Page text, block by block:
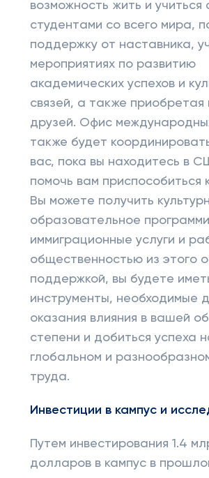
возможность жить и учиться
студентами со всего мира,
поддержку от наставника,
мероприятиях по развитию
академических успехов и
связей, а также приобретая
друзей. Офис
также будет
вас, пока вы находитесь в
помочь вам приспособиться
Вы можете получить
образовательное
иммиграционные услуги и
общественностью из этого
поддержкой, вы будете
инструменты, необходимые
оказания влияния в вашей
степени и добиться успеха
глобальном и
труда.
Инвестиции в кампус и
Путем инвестирования 1.4
долларов в кампус в